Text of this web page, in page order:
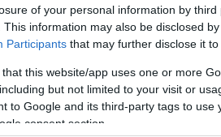
of your personal information by third
This information may also be disclosed
Participants that may further disclose it
that this website/app uses one or more
but not limited to your visit or
to Google and its third-party tags to
consent section.
hagyniuk a pályát, de ezt nem
négyen utaztak.Emiatt a
megszüntették a